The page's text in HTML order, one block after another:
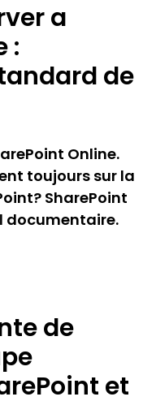
a
:
de
Online.
toujours sur la
SharePoint
documentaire.
de
et